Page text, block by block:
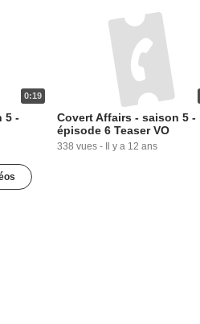
0:19
5 -
Covert Affairs - saison 5 -
épisode 6 Teaser VO
338 vues - Il y a 12 ans